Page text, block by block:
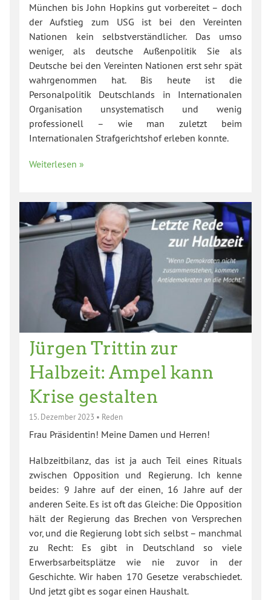
München bis John Hopkins gut vorbereitet – doch
der Aufstieg zum USG ist bei den Vereinten
Nationen kein selbstverständlicher. Das umso
weniger, als deutsche Außenpolitik Sie als
Deutsche bei den Vereinten Nationen erst sehr spät
wahrgenommen hat. Bis heute ist die
Personalpolitik Deutschlands in Internationalen
Organisation unsystematisch und wenig
professionell – wie man zuletzt beim
Internationalen Strafgerichtshof erleben konnte.
Weiterlesen »
Jürgen Trittin zur
Halbzeit: Ampel kann
Krise gestalten
15. Dezember 2023 • Reden
Frau Präsidentin! Meine Damen und Herren!
Halbzeitbilanz, das ist ja auch Teil eines Rituals
zwischen Opposition und Regierung. Ich kenne
beides: 9 Jahre auf der einen, 16 Jahre auf der
anderen Seite. Es ist oft das Gleiche: Die Opposition
hält der Regierung das Brechen von Versprechen
vor, und die Regierung lobt sich selbst – manchmal
zu Recht: Es gibt in Deutschland so viele
Erwerbsarbeitsplätze wie nie zuvor in der
Geschichte. Wir haben 170 Gesetze verabschiedet.
Und jetzt gibt es sogar einen Haushalt.